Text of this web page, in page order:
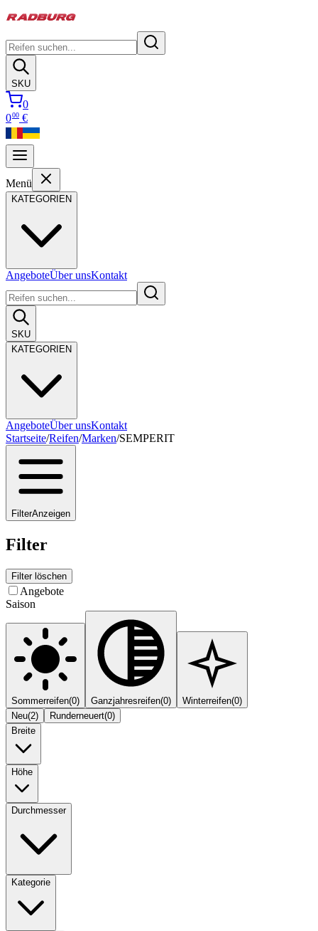
SKU
0
000 €
Menü
KATEGORIEN
AngeboteÜber unsKontakt
SKU
KATEGORIEN
AngeboteÜber unsKontakt
Startseite/Reifen/Marken/SEMPERIT
FilterAnzeigen
Filter
Filter löschen
Angebote
Saison
Sommerreifen(0) Ganzjahresreifen(0) Winterreifen(0)
Neu(2) Runderneuert(0)
Breite
Höhe
Durchmesser
Kategorie